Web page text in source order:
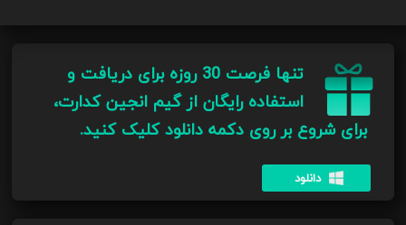
تنها فرصت 30 روزه برای دریافت و
استفاده رایگان از گیم انجین کدارت،
برای شروع بر روی دکمه دانلود کلیک کنید.
دانلود